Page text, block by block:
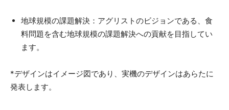
地球規模の課題解決：アグリストのビジョンである、食
料問題を含む地球規模の課題解決への貢献を目指してい
ます。
*デザインはイメージ図であり、実機のデザインはあらたに
発表します。